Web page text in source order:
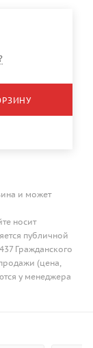
и может
носит
публичной
Гражданского
(цена,
у менеджера